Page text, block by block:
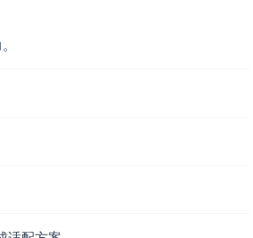
色根据按钮类型而定），并增加轻
。
阴影样式作为聚焦视觉反馈。